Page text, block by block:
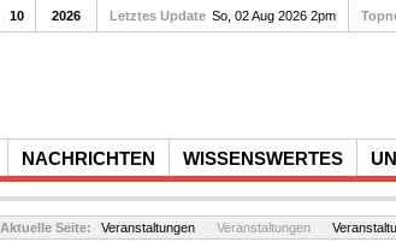
NACHRICHTEN WISSENSWERTES
10 2026 Letztes Update So, 02 Aug 2026 2pm
Aktuelle Seite: Veranstaltungen Veranstaltungen